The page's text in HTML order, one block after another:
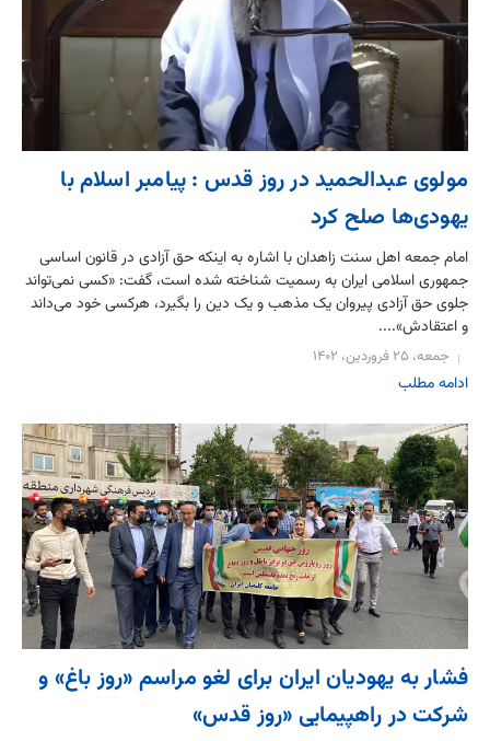
مولوی عبدالحمید در روز قدس : پیامبر اسلام با
یهودی‌ها صلح کرد
امام جمعه اهل سنت زاهدان با اشاره به اینکه حق آزادی در قانون اساسی
جمهوری اسلامی ایران به رسمیت شناخته شده است، گفت: «کسی نمی‌تواند
جلوی حق آزادی پیروان یک مذهب و یک دین را بگیرد، هرکسی خود می‌داند
و اعتقادش»....
جمعه، ۲۵ فروردین، ۱۴۰۲
ادامه مطلب
فشار به یهودیان ایران برای لغو مراسم «روز باغ» و
شرکت در راهپیمایی «روز قدس»